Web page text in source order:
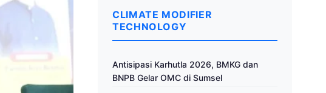
CLIMATE MODIFIER
TECHNOLOGY
Antisipasi Karhutla 2026, BMKG dan
BNPB Gelar OMC di Sumsel